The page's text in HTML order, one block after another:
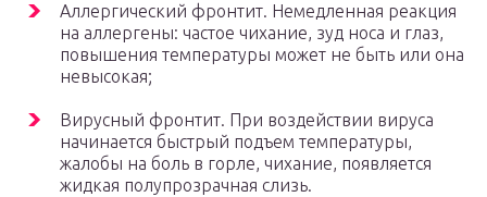
Аллергический фронтит. Немедленная реакция
на аллергены: частое чихание, зуд носа и глаз,
повышения температуры может не быть или она
невысокая;
Вирусный фронтит. При воздействии вируса
начинается быстрый подъем температуры,
жалобы на боль в горле, чихание, появляется
жидкая полупрозрачная слизь.